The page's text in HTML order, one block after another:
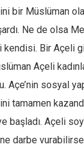
bir Müslüman
Ne de olsa
kendisi. Bir Açeli
Açeli
Açe’nin sosyal
tamamen
başladı. Açeli
darbe